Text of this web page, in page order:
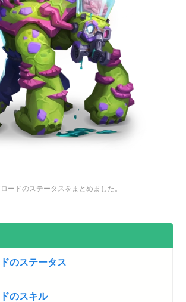
ードのステータスをまとめました。
のステータス
のスキル